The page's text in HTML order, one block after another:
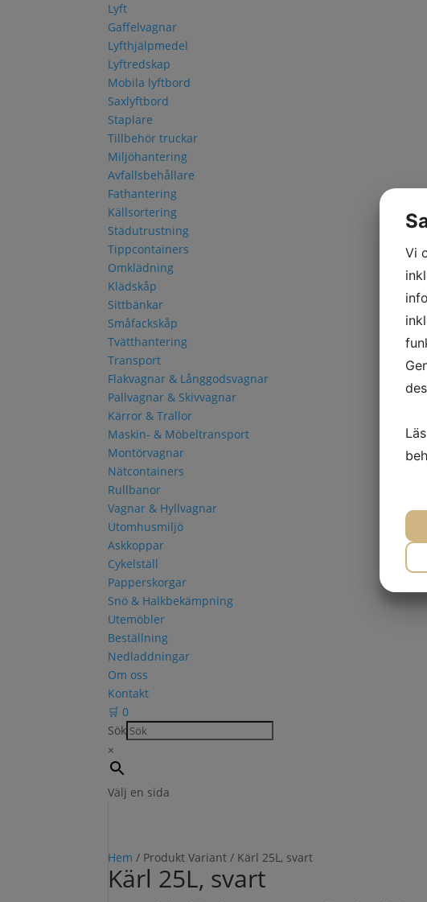
Lyft
Gaffelvagnar
Lyfthjälpmedel
Lyftredskap
Mobila lyftbord
Saxlyftbord
Staplare
Tillbehör truckar
Miljöhantering
Avfallsbehållare
Fathantering
Källsortering
Städutrustning
Tippcontainers
Omklädning
Klädskåp
Sittbänkar
Småfackskåp
Tvätthantering
Transport
Flakvagnar & Långgodsvagnar
Pallvagnar & Skivvagnar
Kärror & Trallor
Maskin- & Möbeltransport
Montörvagnar
Nätcontainers
Rullbanor
Vagnar & Hyllvagnar
Utomhusmiljö
Askkoppar
Cykelställ
Papperskorgar
Snö & Halkbekämpning
Utemöbler
Beställning
Nedladdningar
Om oss
Kontakt
🛒 0
Sök
×
Välj en sida
Hem / Produkt Variant / Kärl 25L, svart
Kärl 25L, svart
Vi